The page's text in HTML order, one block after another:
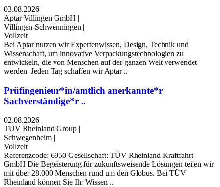
03.08.2026 |
Aptar Villingen GmbH |
Villingen-Schwenningen |
Vollzeit
Bei Aptar nutzen wir Expertenwissen, Design, Technik und
Wissenschaft, um innovative Verpackungstechnologien zu
entwickeln, die von Menschen auf der ganzen Welt verwendet
werden. Jeden Tag schaffen wir Aptar ..
Prüfingenieur*in/amtlich anerkannte*r
Sachverständige*r ..
02.08.2026 |
TÜV Rheinland Group |
Schwegenheim |
Vollzeit
Referenzcode: 6950 Gesellschaft: TÜV Rheinland Kraftfahrt
GmbH Die Begeisterung für zukunftsweisende Lösungen teilen wir
mit über 28.000 Menschen rund um den Globus. Bei TÜV
Rheinland können Sie Ihr Wissen ..